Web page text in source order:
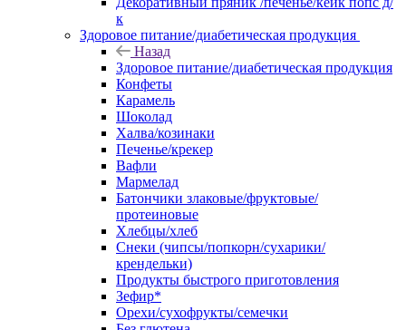
к
Здоровое питание/диабетическая продукция
Назад
Здоровое питание/диабетическая продукция
Конфеты
Карамель
Шоколад
Халва/козинаки
Печенье/крекер
Вафли
Мармелад
Батончики злаковые/фруктовые/
протеиновые
Хлебцы/хлеб
Снеки (чипсы/попкорн/сухарики/
крендельки)
Продукты быстрого приготовления
Зефир*
Орехи/сухофрукты/семечки